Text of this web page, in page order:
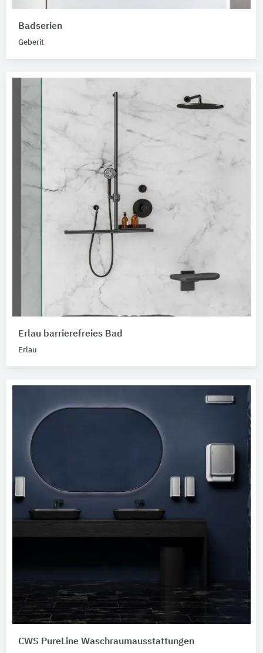
Badserien
Geberit
Erlau barrierefreies Bad
Erlau
CWS PureLine Waschraumausstattungen